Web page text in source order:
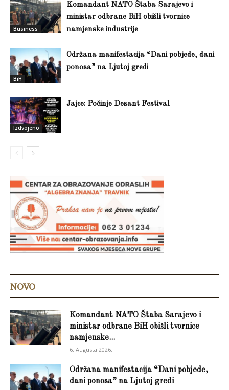
Business
Komandant NATO Štaba Sarajevo i
ministar odbrane BiH obišli tvornice
namjenske industrije
BiH
Održana manifestacija “Dani pobjede, dani
ponosa” na Ljutoj gredi
Izdvojeno
Jajce: Počinje Desant Festival
NOVO
Komandant NATO Štaba Sarajevo i
ministar odbrane BiH obišli tvornice
namjenske...
6. Augusta 2026.
Održana manifestacija “Dani pobjede,
dani ponosa” na Ljutoj gredi